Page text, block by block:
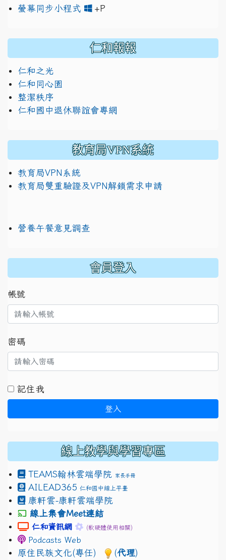
螢幕同步小程式
+P
仁和報報
仁和之光
仁和同心園
整潔秩序
仁和國中退休聯誼會專網
教育局VPN系統
教育局VPN系統
教育局雙重驗證及VPN解鎖需求申請
營養午餐意見調查
會員登入
帳號
密碼
記住我
登入
線上教學與學習專區
TEAMS翰林雲端學院 家長手冊
AILEAD365 仁和國中線上平臺
康軒雲-康軒雲端學院
線上集會Meet連結
link to https://sites.google.com/
仁和資訊網 link to https://sites.google.com/
(軟硬體使用相關)
Podcasts Web
原住民族文化(專任) (代理)